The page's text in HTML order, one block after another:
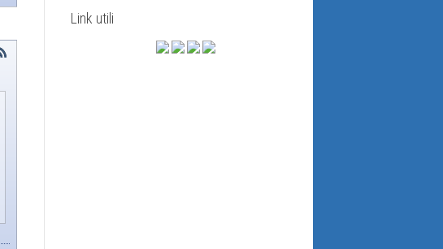
Link utili